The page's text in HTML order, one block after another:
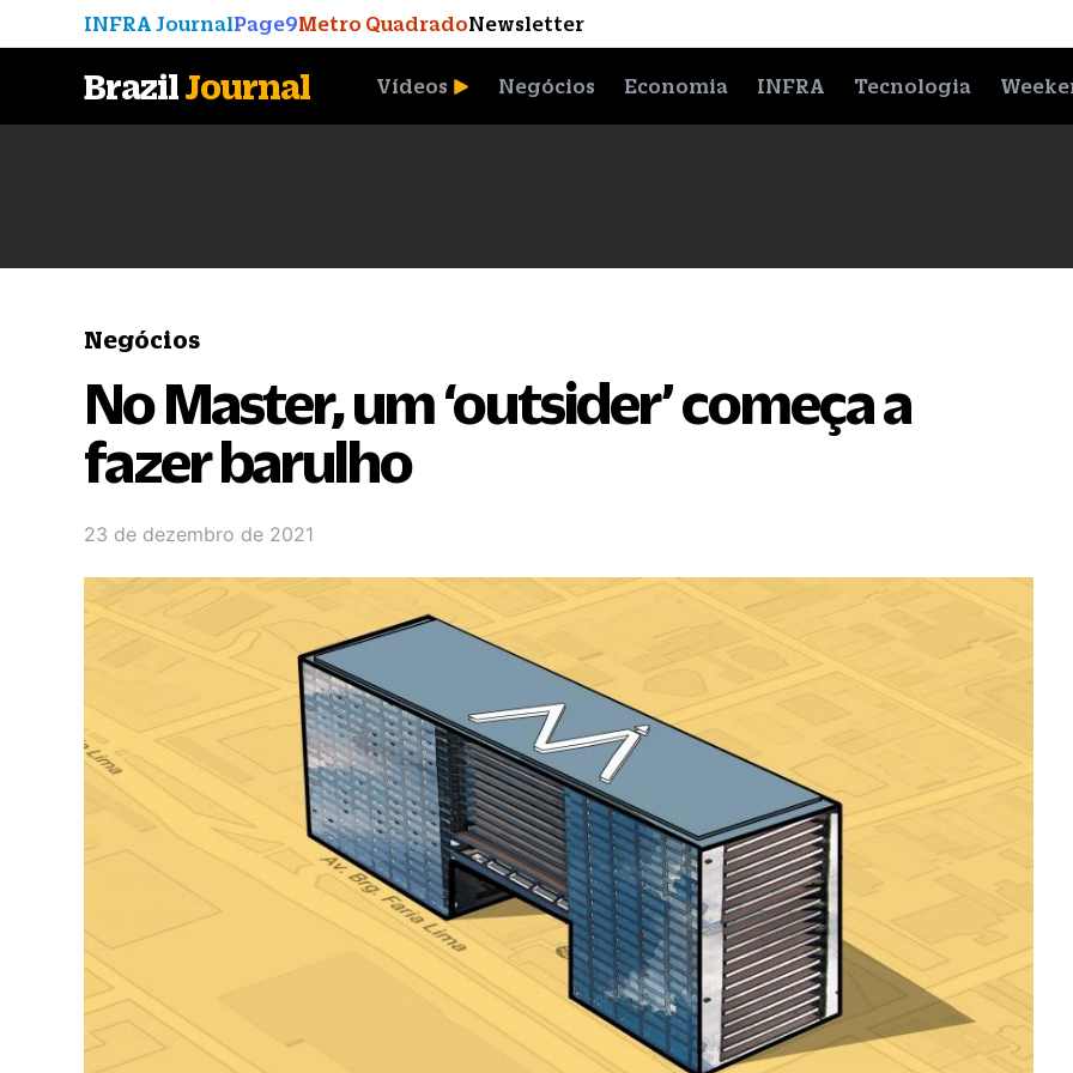
INFRA JournalPage9Metro QuadradoNewsletter
BrazilJournal Vídeos Negócios Economia INFRA Tecnologia
Negócios
No Master, um ‘outsider’ começa a
fazer barulho
23 de dezembro de 2021